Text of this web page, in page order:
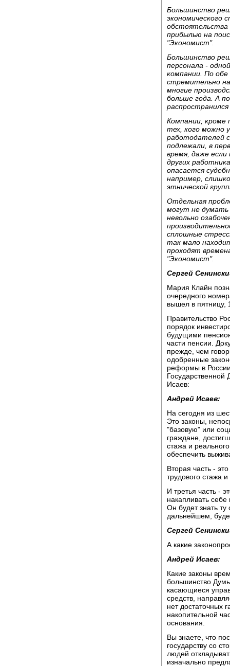
Большинство
экономического
обстоятельства
прибылью на
"Экономист".
Большинство
персонала -
компании. По
стремительно
многие
больше года. А
Компании, кроме
тех, кого можно
работодателей
подлежали, в
время, даже если
других
опасается
например,
этнической
Отдельная
могут не
невольно
сплошные
так мало
проходят
"Экономист".
Сергей
Мария Клайн
очередного
вышел в пятницу,
Правительство
порядок
будущими
части пенсии.
прежде, чем
одобренные
реформы в
Государственной
Исаев:
Андрей Исаев:
На сегодня из
Это законы,
"базовую" или
граждане,
стажа и
обеспечить
Вторая часть -
трудового стажа
И третья часть -
накапливать
Он будет знать
дальнейшем,
Сергей
А какие
Андрей Исаев:
Какие законы
большинство
касающиеся
средств,
нет достаточных
накопительной
основания.
Вы знаете, что
государству со
людей
изначально